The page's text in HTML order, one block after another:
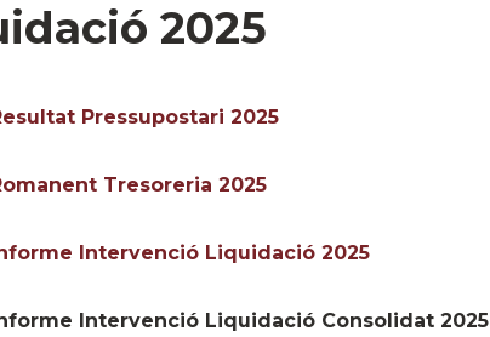
2025
Pressupostari 2025
Tresoreria 2025
Intervenció Liquidació 2025
Intervenció Liquidació Consolidat 2025